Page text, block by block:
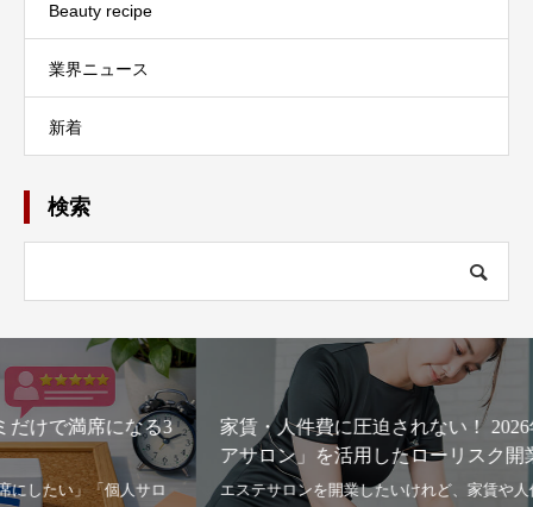
Beauty recipe
業界ニュース
新着
検索
家賃・人件費に圧迫されない！ 2026年に選ぶべき「シェ
アサロン」を活用したローリスク開業